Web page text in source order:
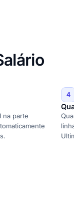
na parte
4